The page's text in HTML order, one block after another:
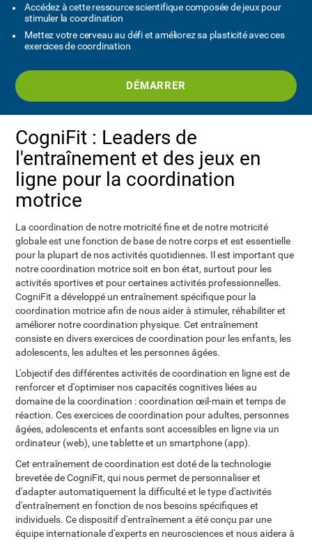
Accédez à cette ressource scientifique composée de jeux pour
stimuler la coordination
Mettez votre cerveau au défi et améliorez sa plasticité avec ces
exercices de coordination
DÉMARRER
CogniFit : Leaders de
l'entraînement et des jeux en
ligne pour la coordination
motrice
La coordination de notre motricité fine et de notre motricité
globale est une fonction de base de notre corps et est essentielle
pour la plupart de nos activités quotidiennes. Il est important que
notre coordination motrice soit en bon état, surtout pour les
activités sportives et pour certaines activités professionnelles.
CogniFit a développé un entraînement spécifique pour la
coordination motrice afin de nous aider à stimuler, réhabiliter et
améliorer notre coordination physique. Cet entraînement
consiste en divers exercices de coordination pour les enfants, les
adolescents, les adultes et les personnes âgées.
L'objectif des différentes activités de coordination en ligne est de
renforcer et d'optimiser nos capacités cognitives liées au
domaine de la coordination : coordination œil-main et temps de
réaction. Ces exercices de coordination pour adultes, personnes
âgées, adolescents et enfants sont accessibles en ligne via un
ordinateur (web), une tablette et un smartphone (app).
Cet entraînement de coordination est doté de la technologie
brevetée de CogniFit, qui nous permet de personnaliser et
d'adapter automatiquement la difficulté et le type d'activités
d'entraînement en fonction de nos besoins spécifiques et
individuels. Ce dispositif d'entraînement a été conçu par une
équipe internationale d'experts en neurosciences et nous aidera à